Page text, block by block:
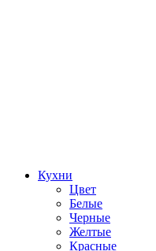
Кухни
Цвет
Белые
Черные
Желтые
Красные